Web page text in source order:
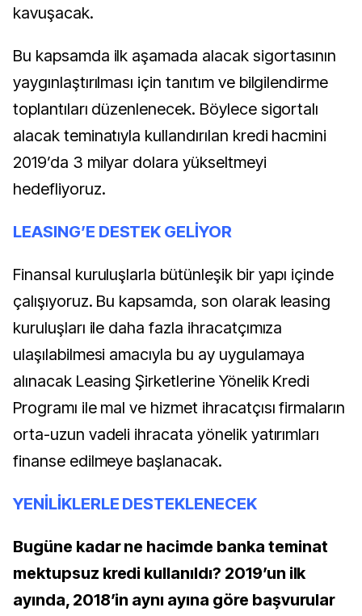
kavuşacak.
Bu kapsamda ilk aşamada alacak sigortasının
yaygınlaştırılması için tanıtım ve bilgilendirme
toplantıları düzenlenecek. Böylece sigortalı
alacak teminatıyla kullandırılan kredi hacmini
2019’da 3 milyar dolara yükseltmeyi
hedefliyoruz.
LEASING’E DESTEK GELİYOR
Finansal kuruluşlarla bütünleşik bir yapı içinde
çalışıyoruz. Bu kapsamda, son olarak leasing
kuruluşları ile daha fazla ihracatçımıza
ulaşılabilmesi amacıyla bu ay uygulamaya
alınacak Leasing Şirketlerine Yönelik Kredi
Programı ile mal ve hizmet ihracatçısı firmaların
orta-uzun vadeli ihracata yönelik yatırımları
finanse edilmeye başlanacak.
YENİLİKLERLE DESTEKLENECEK
Bugüne kadar ne hacimde banka teminat
mektupsuz kredi kullanıldı? 2019’un ilk
ayında, 2018’in aynı ayına göre başvurular